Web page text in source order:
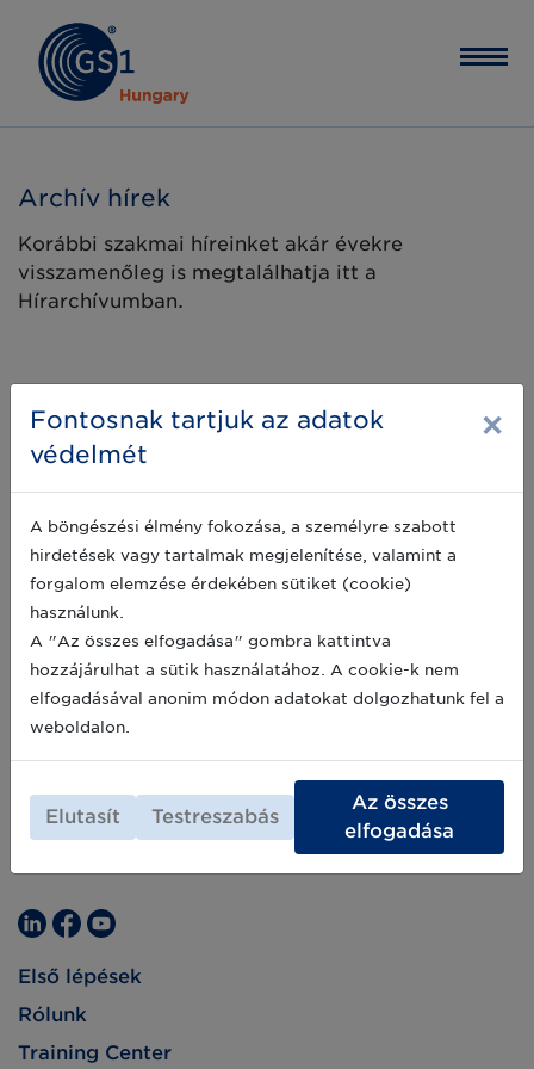
Archív hírek
Korábbi szakmai híreinket akár évekre
visszamenőleg is megtalálhatja itt a
Hírarchívumban.
Első lépések
Rólunk
Training Center
Fontosnak tartjuk az adatok
védelmét
×
A böngészési élmény fokozása, a személyre szabott
hirdetések vagy tartalmak megjelenítése, valamint a
forgalom elemzése érdekében sütiket (cookie)
használunk.
A "Az összes elfogadása" gombra kattintva
hozzájárulhat a sütik használatához. A cookie-k nem
elfogadásával anonim módon adatokat dolgozhatunk fel a
weboldalon.
Elutasít Testreszabás
Az összes
elfogadása